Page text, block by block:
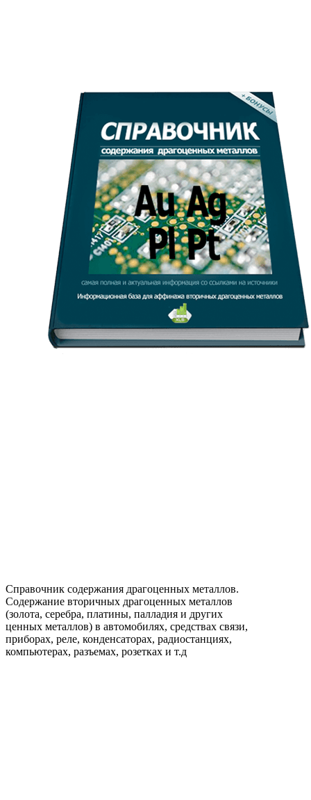
Справочник содержания драгоценных металлов.
Содержание вторичных драгоценных металлов
(золота, серебра, платины, палладия и других
ценных металлов) в автомобилях, средствах связи,
приборах, реле, конденсаторах, радиостанциях,
компьютерах, разъемах, розетках и т.д